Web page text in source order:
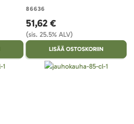
86636
51,62 €
(sis. 25.5% ALV)
LISÄÄ OSTOSKORIIN